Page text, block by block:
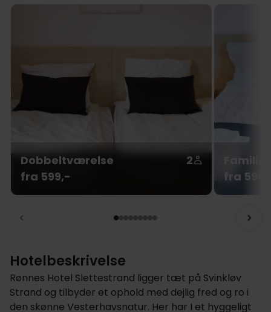
Dobbeltværelse
2
fra 599,-
fra
Hotelbeskrivelse
Rønnes Hotel Slettestrand ligger tæt på Svinkløv
Strand og tilbyder et ophold med dejlig fred og ro i
den skønne Vesterhavsnatur. Her har I et hyggeligt